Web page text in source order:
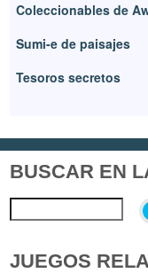
Coleccionables de
Sumi-e de paisajes
Tesoros secretos
BUSCAR EN
JUEGOS